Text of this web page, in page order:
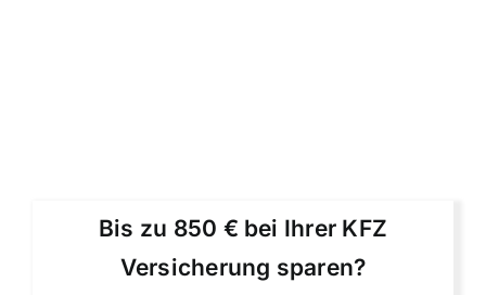
Bis zu 850 € bei Ihrer KFZ
Versicherung sparen?